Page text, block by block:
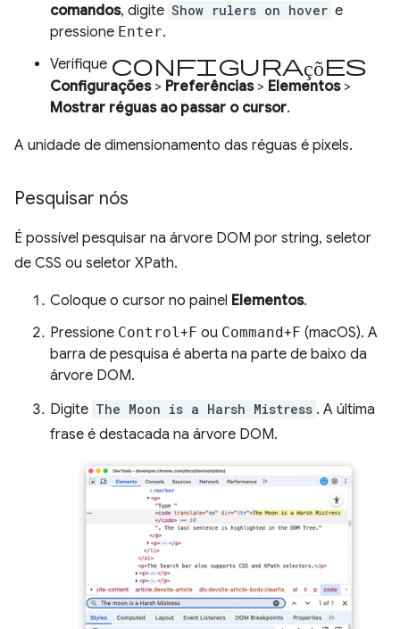
comandos, digite Show rulers on hover e
pressione Enter.
Verifique configurações
Configurações> Preferências> Elementos>
Mostrar réguas ao passar o cursor.
A unidade de dimensionamento das réguas é pixels.
Pesquisar nós
É possível pesquisar na árvore DOM por string, seletor
de CSS ou seletor XPath.
Coloque o cursor no painel Elementos.
Pressione Control+ F ou Command+ F (macOS). A
barra de pesquisa é aberta na parte de baixo da
árvore DOM.
Digite The Moon is a Harsh Mistress . A última
frase é destacada na árvore DOM.